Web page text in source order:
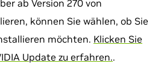
ab Version 270 von
können Sie wählen, ob Sie
möchten. Klicken Sie
Update zu erfahren..